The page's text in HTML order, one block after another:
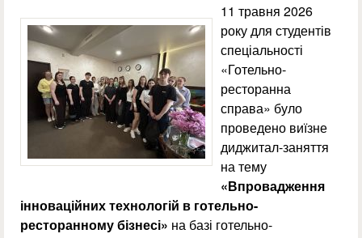
11 травня 2026
року для студентів
спеціальності
«Готельно-
ресторанна
справа» було
проведено виїзне
диджитал-заняття
на тему
«Впровадження
інноваційних технологій в готельно-
ресторанному бізнесі» на базі готельно-